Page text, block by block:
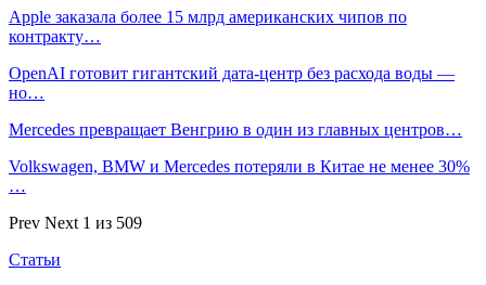
Apple заказала более 15 млрд американских чипов по
контракту…
OpenAI готовит гигантский дата-центр без расхода воды —
но…
Mercedes превращает Венгрию в один из главных центров…
Volkswagen, BMW и Mercedes потеряли в Китае не менее 30%
…
Prev Next 1 из 509
Статьи